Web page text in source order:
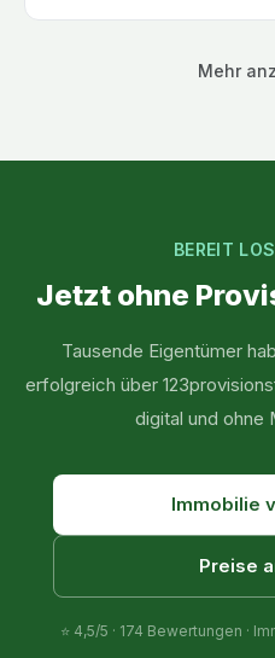
Mehr
BEREIT
Jetzt ohne
Tausende Eigentümer
erfolgreich über
digital und ohne
Immobilie
Preise
⭐ 4,5/5 · 174 Bewertungen ·